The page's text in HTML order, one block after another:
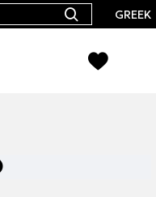
GREEK